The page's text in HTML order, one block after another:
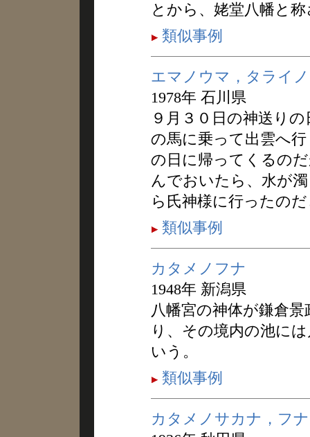
とから、姥堂八幡と
類似事例
エマノウマ，タライ
1978年 石川県
９月３０日の神送り
の馬に乗って出雲へ
の日に帰ってくるの
んでおいたら、水が
ら氏神様に行ったの
類似事例
カタメノフナ
1948年 新潟県
八幡宮の神体が鎌倉
り、その境内の池に
いう。
類似事例
カタメノサカナ，フナ